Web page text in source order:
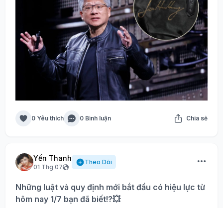
0 Yêu thích 0 Bình luận Chia sẻ
Yến Thanh
01 Thg 07
Theo Dõi
Những luật và quy định mới bắt đầu có hiệu lực từ
hôm nay 1/7 bạn đã biết!?💥